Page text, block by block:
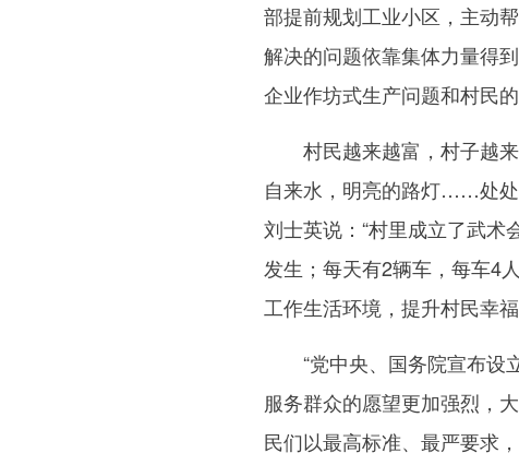
部提前规划工业小区，主动
解决的问题依靠集体力量得
企业作坊式生产问题和村民
村民越来越富，村子越来
自来水，明亮的路灯……处处
刘士英说：“村里成立了武
发生；每天有2辆车，每车4
工作生活环境，提升村民幸
“党中央、国务院宣布设立
服务群众的愿望更加强烈，
民们以最高标准、最严要求